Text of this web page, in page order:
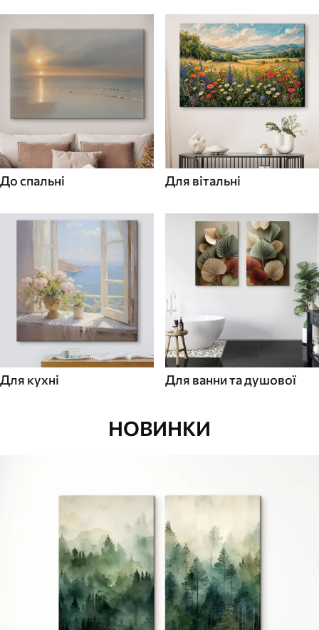
До спальні Для вітальні
Для кухні Для ванни та душової
НОВИНКИ